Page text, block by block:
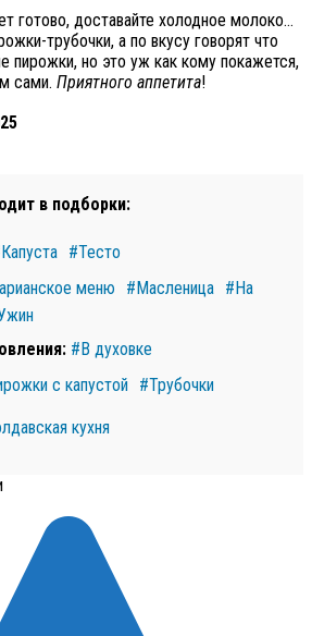
готово, доставайте холодное молоко…
трубочки, а по вкусу говорят что
пирожки, но это уж как кому покажется,
сами. Приятного аппетита!
в подборки:
#Тесто
меню #Масленица #На
#В духовке
с капустой #Трубочки
кухня